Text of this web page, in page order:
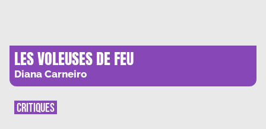
LES VOLEUSES DE FEU
Diana Carneiro
CRITIQUES